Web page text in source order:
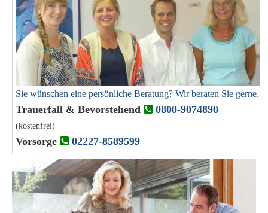
Sie wünschen eine persönliche Beratung? Wir beraten Sie gerne.
Trauerfall & Bevorstehend 0800-9074890
(kostenfrei)
Vorsorge 02227-8589599